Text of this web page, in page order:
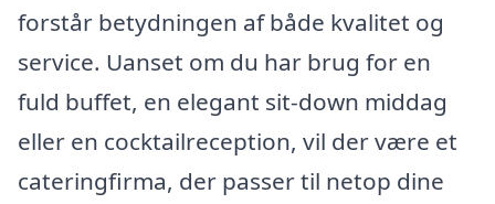
forstår betydningen af både kvalitet og
service. Uanset om du har brug for en
fuld buffet, en elegant sit-down middag
eller en cocktailreception, vil der være et
cateringfirma, der passer til netop dine